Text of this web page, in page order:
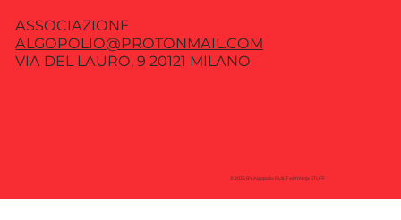
ASSOCIAZIONE
ALGOPOLIO@PROTONMAIL.COM
VIA DEL LAURO, 9 20121 MILANO
© 2035 BY Algopolio. BUILT with Ninja STUFF